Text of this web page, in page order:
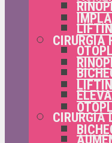
CIRURGIA
CIRURGIA